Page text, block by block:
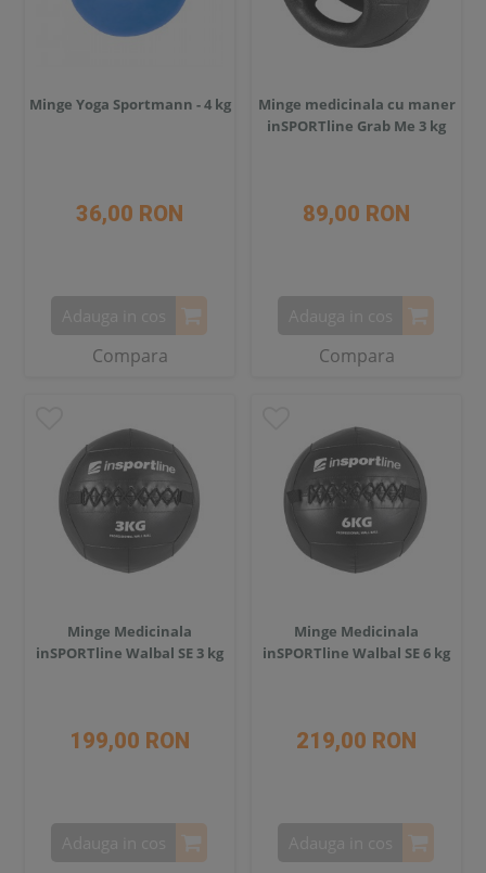
Minge Yoga Sportmann - 4 kg
36,00 RON
Compara
Minge medicinala cu maner
inSPORTline Grab Me 3 kg
89,00 RON
Compara
Minge Medicinala
inSPORTline Walbal SE 3 kg
199,00 RON
Minge Medicinala
inSPORTline Walbal SE 6 kg
219,00 RON